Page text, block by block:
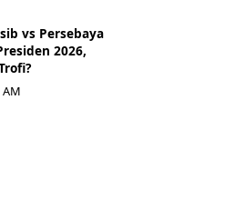
vs Persebaya
2026,
AM